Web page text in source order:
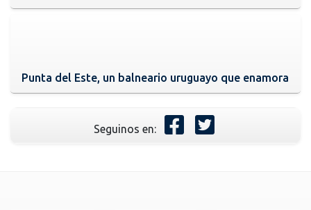
Punta del Este, un balneario uruguayo que enamora
Seguinos en: